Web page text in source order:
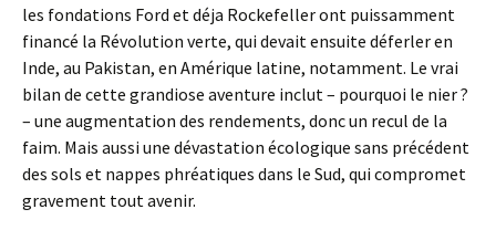
les fondations Ford et déja Rockefeller ont puissamment
financé la Révolution verte, qui devait ensuite déferler en
Inde, au Pakistan, en Amérique latine, notamment. Le vrai
bilan de cette grandiose aventure inclut – pourquoi le nier ?
– une augmentation des rendements, donc un recul de la
faim. Mais aussi une dévastation écologique sans précédent
des sols et nappes phréatiques dans le Sud, qui compromet
gravement tout avenir.